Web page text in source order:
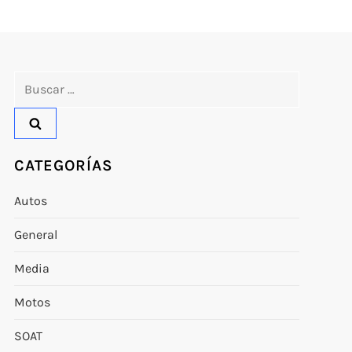
CATEGORÍAS
Autos
General
Media
Motos
SOAT